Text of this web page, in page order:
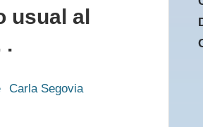
usual al
.
Carla Segovia